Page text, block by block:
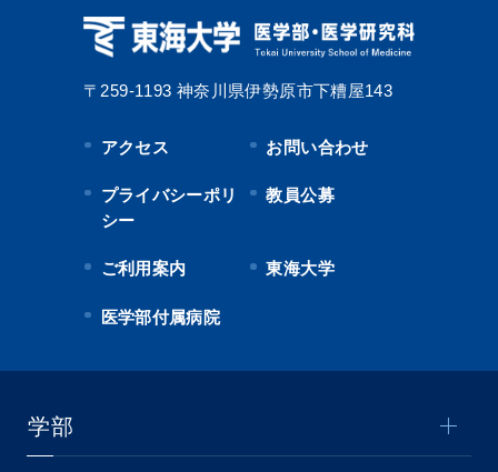
〒259-1193 神奈川県伊勢原市下糟屋143
アクセス お問い合わせ
プライバシーポリ
シー
教員公募
ご利用案内 東海大学
医学部付属病院
学部